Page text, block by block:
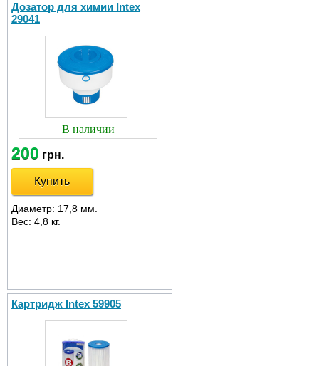
Дозатор для химии Intex
29041
В наличии
200 грн.
Купить
Диаметр: 17,8 мм.
Вес: 4,8 кг.
Картридж Intex 59905